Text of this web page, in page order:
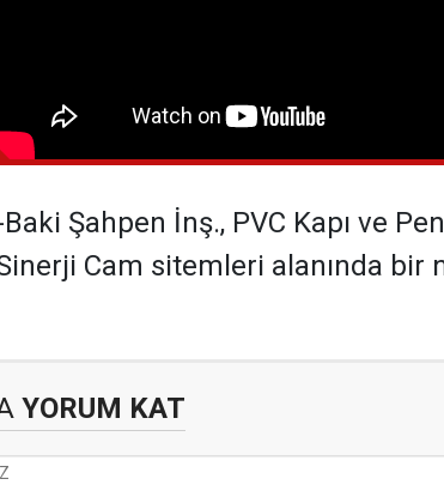
Şahpen İnş., PVC Kapı ve
Cam sitemleri alanında bir
YORUM KAT